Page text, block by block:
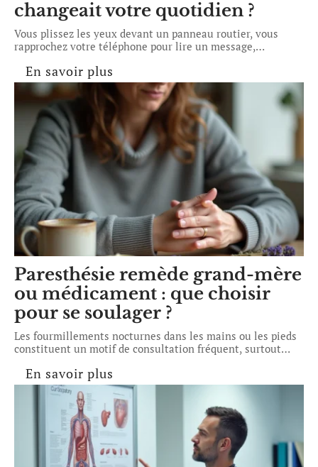
changeait votre quotidien ?
Vous plissez les yeux devant un panneau routier, vous
rapprochez votre téléphone pour lire un message,…
En savoir plus
Paresthésie remède grand-mère
ou médicament : que choisir
pour se soulager ?
Les fourmillements nocturnes dans les mains ou les pieds
constituent un motif de consultation fréquent, surtout…
En savoir plus